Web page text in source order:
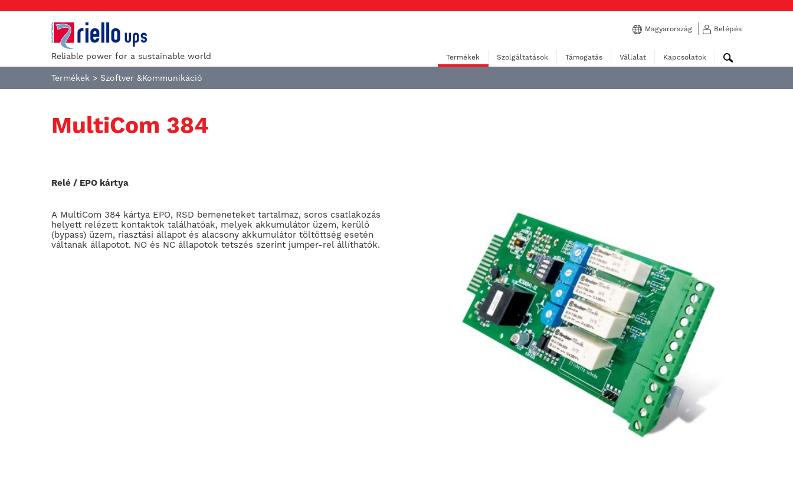
Reliable power for a sustainable world
Magyarország Belépés
Termékek Szolgáltatások Támogatás Vállalat Kapcsolatok
Termékek > Szoftver &Kommunikáció
MultiCom 384
Relé / EPO kártya
A MultiCom 384 kártya EPO, RSD bemeneteket tartalmaz, soros csatlakozás
helyett relézett kontaktok találhatóak, melyek akkumulátor üzem, kerülő
(bypass) üzem, riasztási állapot és alacsony akkumulátor töltöttség esetén
váltanak állapotot. NO és NC állapotok tetszés szerint jumper-rel állíthatók.